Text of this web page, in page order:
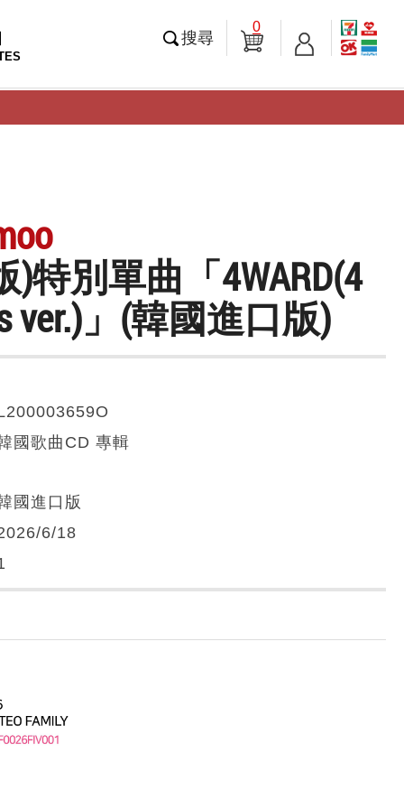
搜尋
0
)特別單曲「4WARD(4
ver.)」(韓國進口版)
國歌曲CD 專輯
國進口版
6/18